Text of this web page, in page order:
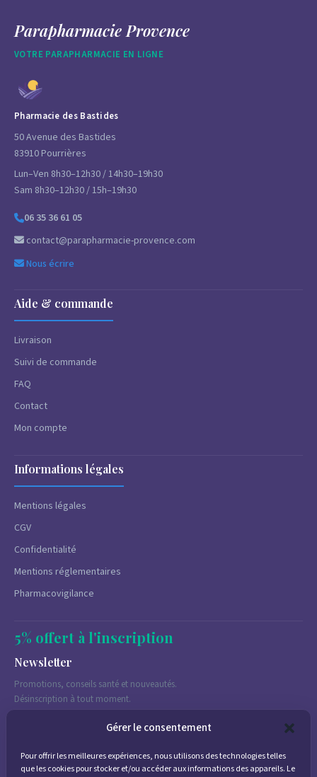
Gérer le consentement
Pour offrir les meilleures expériences, nous utilisons des technologies telles
que les cookies pour stocker et/ou accéder aux informations des appareils. Le
Parapharmacie Provence
VOTRE PARAPHARMACIE EN LIGNE
Pharmacie des Bastides
50 Avenue des Bastides
83910 Pourrières
Lun–Ven 8h30–12h30 / 14h30–19h30
Sam 8h30–12h30 / 15h–19h30
06 35 36 61 05
contact@parapharmacie-provence.com
Nous écrire
Aide & commande
Livraison
Suivi de commande
FAQ
Contact
Mon compte
Informations légales
Mentions légales
CGV
Confidentialité
Mentions réglementaires
Pharmacovigilance
5% offert à l'inscription
Newsletter
Promotions, conseils santé et nouveautés.
Désinscription à tout moment.
J'accepte de recevoir des emails marketing conformément à la